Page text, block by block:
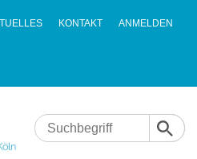
KONTAKT ANMELDEN